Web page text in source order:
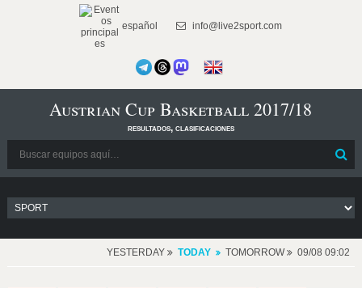
español info@live2sport.com
Austrian Cup Basketball 2017/18
resultados, clasificaciones
YESTERDAY TODAY TOMORROW 09/08 09:02